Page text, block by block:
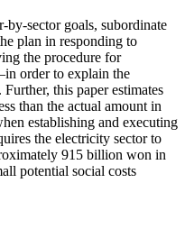
sector goals, subordinate
plan in responding to
the procedure for
order to explain the
this paper estimates
than the actual amount in
establishing and executing
the electricity sector to
915 billion won in
potential social costs